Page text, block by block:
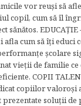
vor reuşi să
copil, cum să îl
sănătos.
afla cum să îţi educi
şcolare
vieţii de familie ce
COPII
copiilor valoroși
prezentate soluţii